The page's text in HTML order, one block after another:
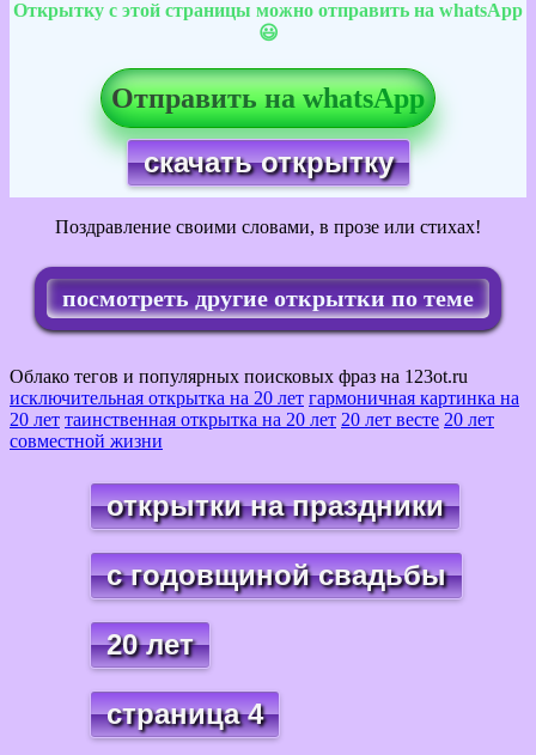
Открытку с этой страницы можно отправить на whatsApp
😃
Отправить на whatsApp
скачать открытку
Поздравление своими словами, в прозе или стихах!
посмотреть другие открытки по теме
Облако тегов и популярных поисковых фраз на 123ot.ru
исключительная открытка на 20 лет гармоничная картинка на
20 лет таинственная открытка на 20 лет 20 лет весте 20 лет
совместной жизни
открытки на праздники
с годовщиной свадьбы
20 лет
страница 4